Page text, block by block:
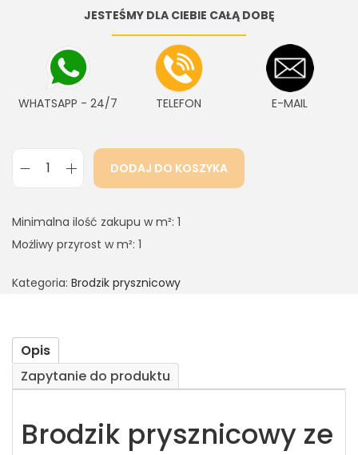
JESTEŚMY DLA CIEBIE CAŁĄ DOBĘ
WHATSAPP - 24/7 TELEFON E-MAIL
DODAJ DO KOSZYKA
Minimalna ilość zakupu w m²: 1
Możliwy przyrost w m²: 1
Kategoria: Brodzik prysznicowy
Opis
Zapytanie do produktu
Brodzik prysznicowy ze